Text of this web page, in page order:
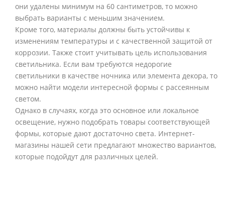
они удалены минимум на 60 сантиметров, то можно
выбрать варианты с меньшим значением.
Кроме того, материалы должны быть устойчивы к
изменениям температуры и с качественной защитой от
коррозии. Также стоит учитывать цель использования
светильника. Если вам требуются недорогие
светильники в качестве ночника или элемента декора, то
можно найти модели интересной формы с рассеянным
светом.
Однако в случаях, когда это основное или локальное
освещение, нужно подобрать товары соответствующей
формы, которые дают достаточно света. Интернет-
магазины нашей сети предлагают множество вариантов,
которые подойдут для различных целей.